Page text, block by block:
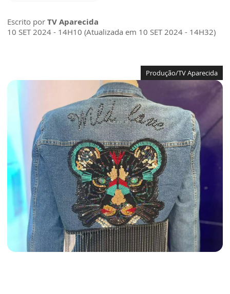
Escrito por TV Aparecida
10 SET 2024 - 14H10 (Atualizada em 10 SET 2024 - 14H32)
Produção/TV Aparecida